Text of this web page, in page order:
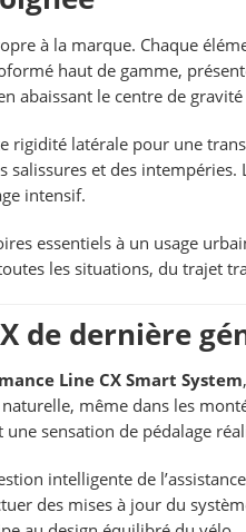
à la marque. Chaque
haut de gamme,
abaissant le centre de
latérale pour une
et des intempéries.
intensif.
essentiels à un usage
les situations, du trajet
de dernière
Line CX Smart System
même dans les
une sensation de pédalage
intelligente de
des mises à jour du